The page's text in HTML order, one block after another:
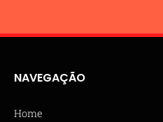
NAVEGAÇÃO
Home